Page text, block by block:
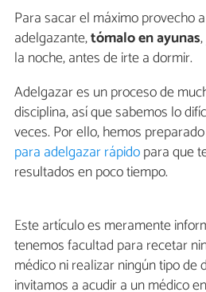
Para sacar el máximo provecho
adelgazante,tómalo en ayunas
la noche, antes de irte a dormir.
Adelgazar es un proceso de
disciplina, así que sabemos lo
veces. Por ello, hemos
para adelgazar rápidopara que
resultados en poco tiempo.
Este artículo es meramente
tenemos facultad para recetar
médico ni realizar ningún tipo de
invitamos a acudir a un médico